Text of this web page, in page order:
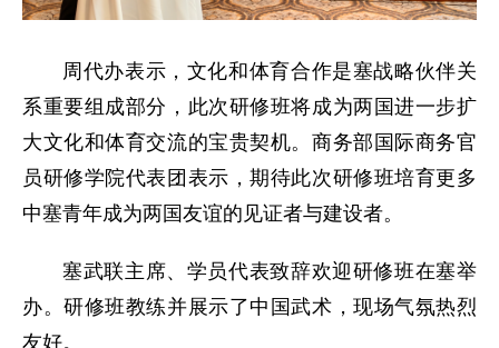
周代办表示，文化和体育合作是塞战略伙伴关
系重要组成部分，此次研修班将成为两国进一步扩
大文化和体育交流的宝贵契机。商务部国际商务官
员研修学院代表团表示，期待此次研修班培育更多
中塞青年成为两国友谊的见证者与建设者。
塞武联主席、学员代表致辞欢迎研修班在塞举
办。研修班教练并展示了中国武术，现场气氛热烈
友好。